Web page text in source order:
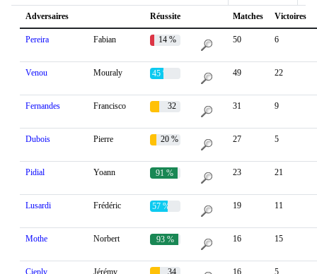
Adversaires Réussite Matches Victoires
Pereira Fabian 14 % 50 6
Venou Mouraly 45 % 49 22
Fernandes Francisco
32
31 9
Dubois Pierre 20 % 27 5
Pidial Yoann 91 % 23 21
Lusardi Frédéric 57 % 19 11
Mothe Norbert 93 % 16 15
Cieply Jérémy
34
16 5